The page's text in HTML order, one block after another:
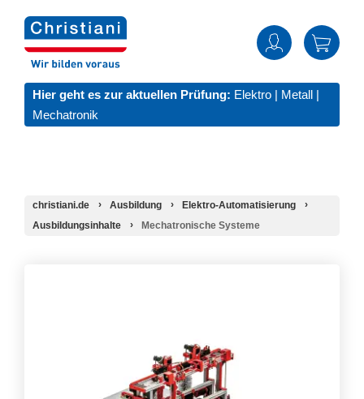
Hier geht es zur aktuellen Prüfung: Elektro | Metall |
Mechatronik
christiani.de Ausbildung
Elektro-Automatisierung
Ausbildungsinhalte
Mechatronische Systeme